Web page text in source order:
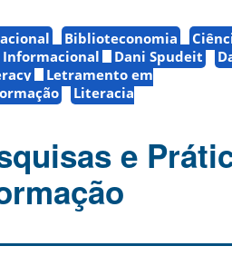
Biblioteconomia
Dani Spudeit
Letramento em
Literacia
e